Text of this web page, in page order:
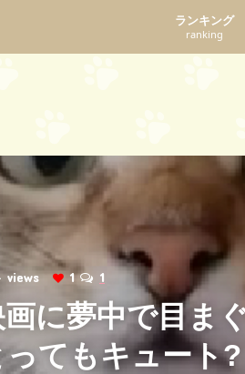
ランキング
ranking
views 1 1
に夢中で目ま
てもキュート?